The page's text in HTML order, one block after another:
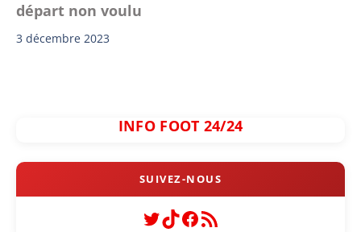
départ non voulu
3 décembre 2023
INFO FOOT 24/24
Twitter
TikTok
Facebook
Flux RSS